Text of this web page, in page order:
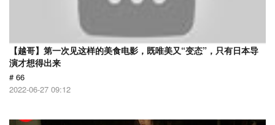
【越哥】第一次见这样的美食电影，既唯美又“变态”，只有日本导
演才想得出来
# 66
2022-06-27 09:12